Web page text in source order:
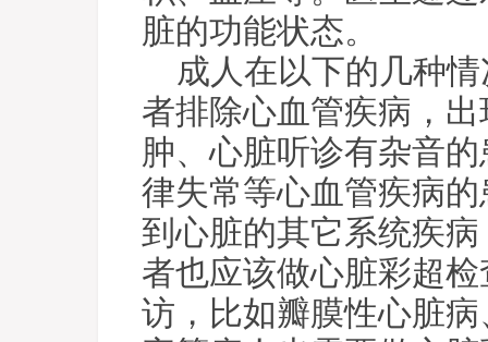
脏的功能状态。
成人在以下的几种
者排除心血管疾病，
肿、心脏听诊有杂音
律失常等心血管疾病
到心脏的其它系统疾
者也应该做心脏彩超
访，比如瓣膜性心脏